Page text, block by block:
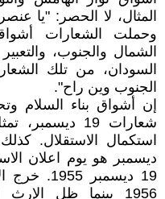
المثال، لا الحصر: "يا
وحملت الشعارات
الشمال والجنوب،
السودان، من تلك
الجنوب وين راح".
إن أشواق بناء السلام
شعارات 19
ديسمبر هو يوم اعلان
19 ديسمبر
1956 بينما ظل